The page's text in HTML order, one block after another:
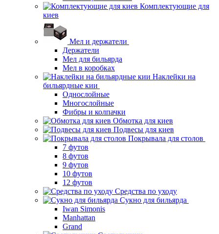
Комплектующие для
киев
Мел и держатели
Держатели
Мел для бильярда
Мел в коробках
Наклейки на
бильярдные кии
Однослойные
Многослойные
Фибры и колпачки
Обмотка для киев
Подвесы для киев
Покрывала для столов
7 футов
8 футов
9 футов
10 футов
12 футов
Средства по уходу
Сукно для бильярда
Iwan Simonis
Manhattan
Grand